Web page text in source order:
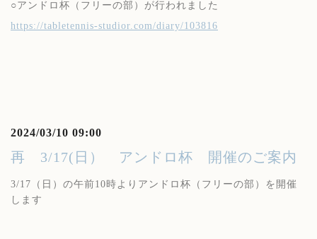
○アンドロ杯（フリーの部）が行われました
https://tabletennis-studior.com/diary/103816
2024/03/10 09:00
再 3/17(日） アンドロ杯 開催のご案内
3/17（日）の午前10時よりアンドロ杯（フリーの部）を開催
します